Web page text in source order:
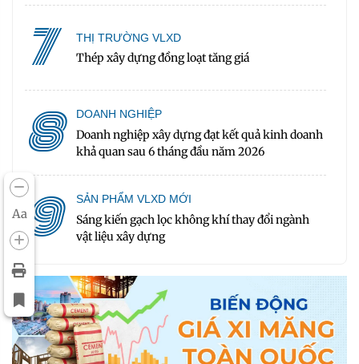
Aa
7 THỊ TRƯỜNG VLXD
Thép xây dựng đồng loạt tăng giá
8 DOANH NGHIỆP
Doanh nghiệp xây dựng đạt kết quả kinh doanh
khả quan sau 6 tháng đầu năm 2026
9 SẢN PHẨM VLXD MỚI
Sáng kiến gạch lọc không khí thay đổi ngành
vật liệu xây dựng